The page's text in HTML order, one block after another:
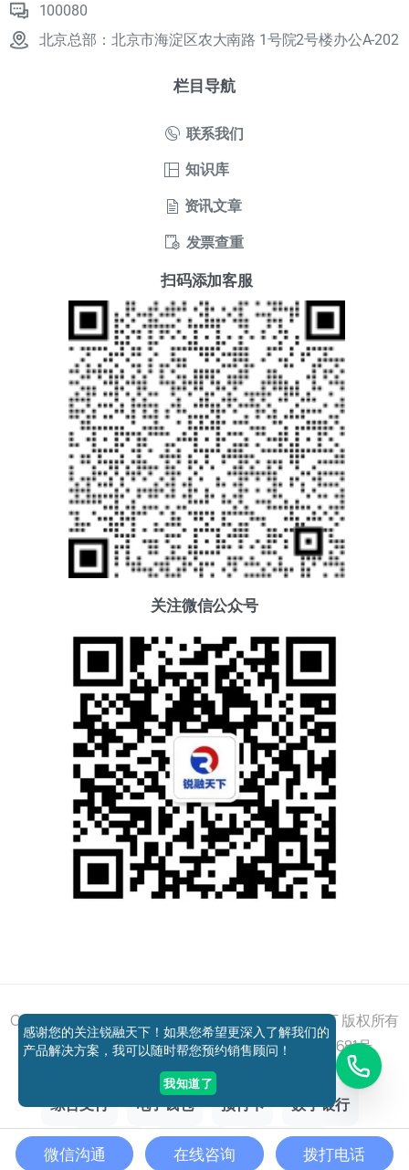
100080
北京总部：北京市海淀区农大南路 1号院2号楼办公A-202
栏目导航
联系我们
知识库
资讯文章
发票查重
扫码添加客服
关注微信公众号
Copyright © 2011 - 2026 All right reserved 锐融天下 版权所有
京ICP备12037648号-1 京公网安备11010802027681号
综合支付 电子钱包 预付卡 数字银行
跨境支付 聚合支付 银行卡收单
添加好友
电话咨询
感谢您的关注锐融天下！如果您希望更深入了解我们的
产品解决方案，我可以随时帮您预约销售顾问！
我知道了
微信沟通 在线咨询 拨打电话